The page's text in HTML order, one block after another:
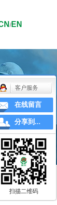
/EN
闻资讯
客户服务
在线留言
分享到...
扫描二维码